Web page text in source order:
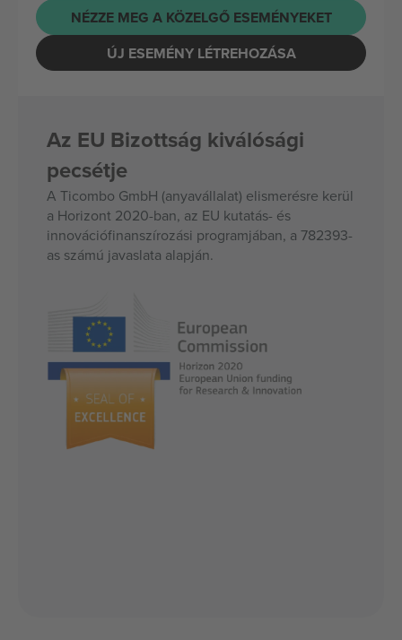
NÉZZE MEG A KÖZELGŐ ESEMÉNYEKET
ÚJ ESEMÉNY LÉTREHOZÁSA
Az EU Bizottság kiválósági
pecsétje
A Ticombo GmbH (anyavállalat) elismerésre kerül
a Horizont 2020-ban, az EU kutatás- és
innovációfinanszírozási programjában, a 782393-
as számú javaslata alapján.